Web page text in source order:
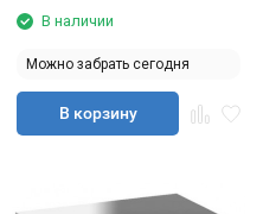
В наличии
Можно забрать сегодня
В корзину